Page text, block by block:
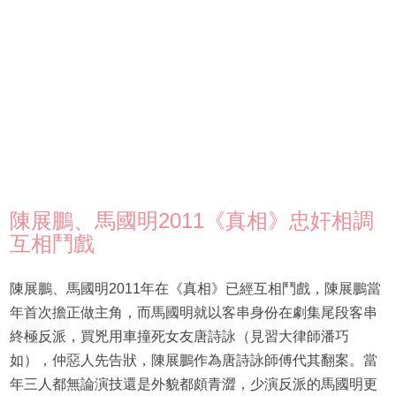
陳展鵬、馬國明2011《真相》忠奸相調
互相鬥戲
陳展鵬、馬國明2011年在《真相》已經互相鬥戲，陳展鵬當
年首次擔正做主角，而馬國明就以客串身份在劇集尾段客串
終極反派，買兇用車撞死女友唐詩詠（見習大律師潘巧
如），仲惡人先告狀，陳展鵬作為唐詩詠師傅代其翻案。當
年三人都無論演技還是外貌都頗青澀，少演反派的​​馬國明更